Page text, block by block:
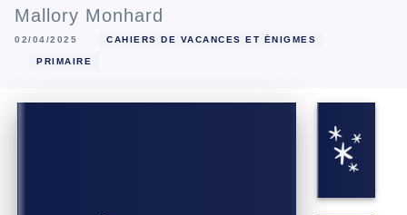
Mallory Monhard
02/04/2025 CAHIERS DE VACANCES ET ÉNIGMES
PRIMAIRE